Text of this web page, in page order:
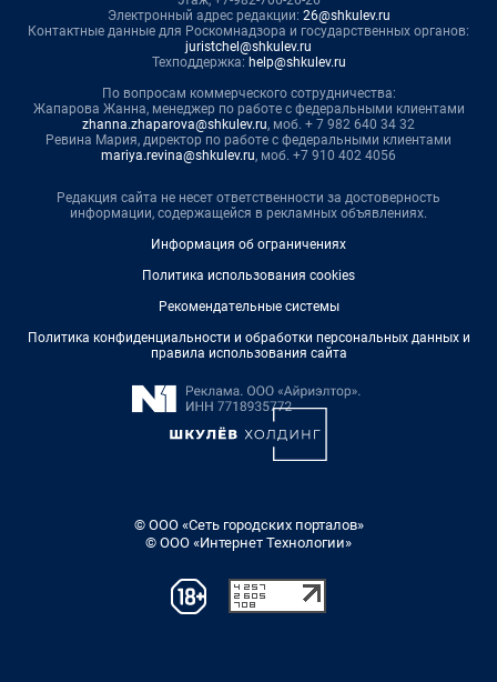
Электронный адрес редакции: 26@shkulev.ru
Контактные данные для Роскомнадзора и государственных органов:
juristchel@shkulev.ru
Техподдержка: help@shkulev.ru
По вопросам коммерческого сотрудничества:
Жапарова Жанна, менеджер по работе с федеральными клиентами
zhanna.zhaparova@shkulev.ru, моб. + 7 982 640 34 32
Ревина Мария, директор по работе с федеральными клиентами
mariya.revina@shkulev.ru, моб. +7 910 402 4056
Редакция сайта не несет ответственности за достоверность
информации, содержащейся в рекламных объявлениях.
Информация об ограничениях
Политика использования cookies
Рекомендательные системы
Политика конфиденциальности и обработки персональных данных и
правила использования сайта
© ООО «Сеть городских порталов»
© ООО «Интернет Технологии»